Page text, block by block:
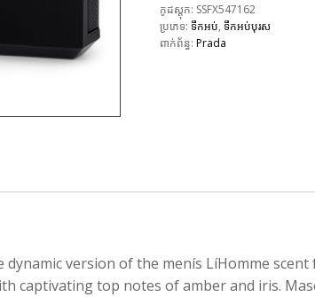
កូដស្តុក: SSFX547162
ប្រភេទ: ទឹកអប់, ទឹកអប់បុរស
ពាក់ព័ន្ធ: Prada
dynamic version of the menís LíHomme
captivating top notes of amber and iris.